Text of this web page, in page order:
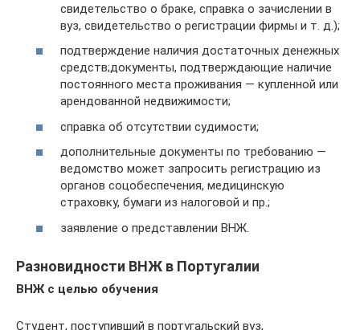
свидетельство о браке, справка о зачислении в
вуз, свидетельство о регистрации фирмы и т. д.);
подтверждение наличия достаточных денежных
средств;документы, подтверждающие наличие
постоянного места проживания — купленной или
арендованной недвижимости;
справка об отсутствии судимости;
дополнительные документы по требованию —
ведомство может запросить регистрацию из
органов соцобеспечения, медицинскую
страховку, бумаги из налоговой и пр.;
заявление о представлении ВНЖ.
Разновидности ВНЖ в Португалии
ВНЖ с целью обучения
Студент, поступивший в португальский вуз,